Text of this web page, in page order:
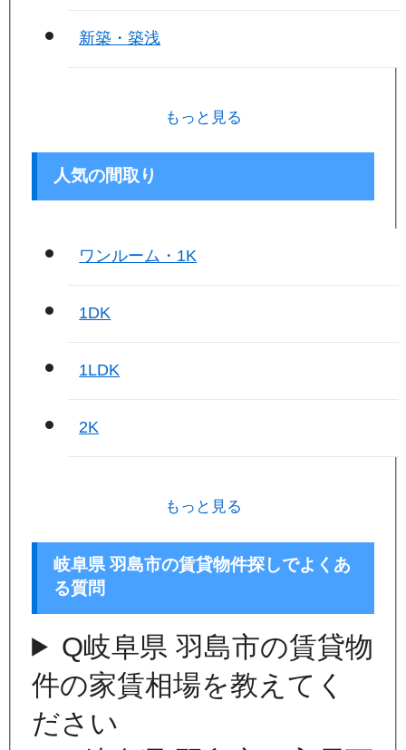
新築・築浅
もっと見る
人気の間取り
ワンルーム・1K
1DK
1LDK
2K
もっと見る
岐阜県 羽島市の賃貸物件探しでよくあ
る質問
Q岐阜県 羽島市の賃貸物
件の家賃相場を教えてく
ださい